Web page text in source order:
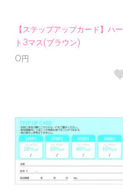
【ステップアップカード】ハー
ト3マス(ブラウン)
0円